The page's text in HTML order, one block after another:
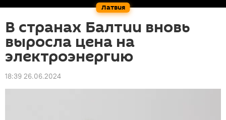
Латвия
В странах Балтии вновь
выросла цена на
электроэнергию
18:39 26.06.2024